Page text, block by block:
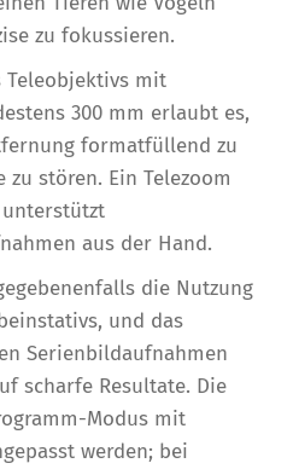
zu fokussieren.
Teleobjektivs mit
300 mm erlaubt es,
formatfüllend zu
stören. Ein Telezoom
aus der Hand.
die Nutzung
und das
Serienbildaufnahmen
scharfe Resultate. Die
Modus mit
werden; bei